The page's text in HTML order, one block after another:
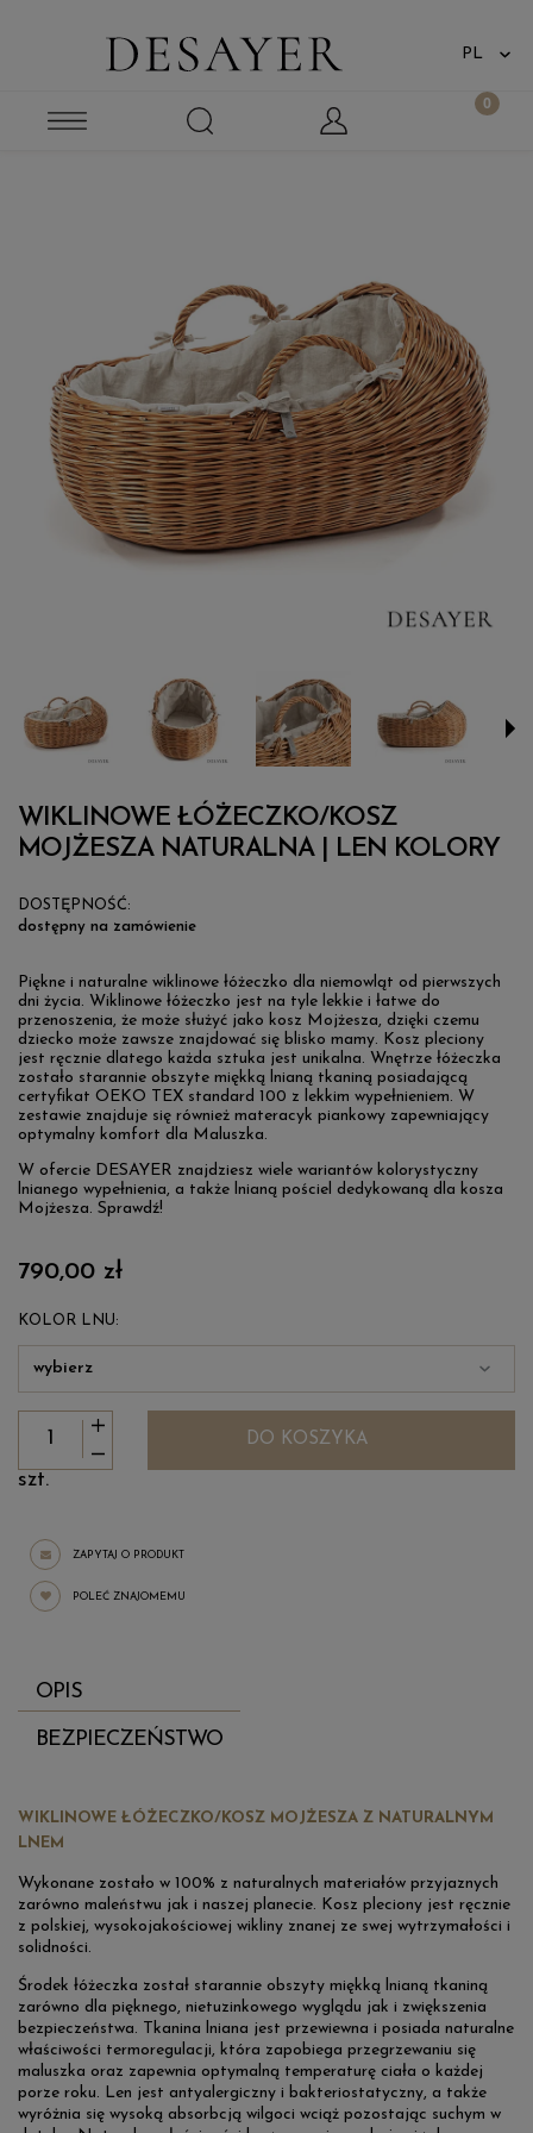
WIKLINOWE ŁÓŻECZKO/KOSZ
MOJŻESZA NATURALNA | LEN KOLORY
DOSTĘPNOŚĆ:
dostępny na zamówienie
Piękne i naturalne wiklinowe łóżeczko dla niemowląt od pierwszych
dni życia. Wiklinowe łóżeczko jest na tyle lekkie i łatwe do
przenoszenia, że może służyć jako kosz Mojżesza, dzięki czemu
dziecko może zawsze znajdować się blisko mamy. Kosz pleciony
jest ręcznie dlatego każda sztuka jest unikalna. Wnętrze łóżeczka
zostało starannie obszyte miękką lnianą tkaniną posiadającą
certyfikat OEKO TEX standard 100 z lekkim wypełnieniem. W
zestawie znajduje się również materacyk piankowy zapewniający
optymalny komfort dla Maluszka.
W ofercie DESAYER znajdziesz wiele wariantów kolorystyczny
lnianego wypełnienia, a także lnianą pościel dedykowaną dla kosza
Mojżesza. Sprawdź!
790,00 zł
KOLOR LNU:
szt.
DO KOSZYKA
ZAPYTAJ O PRODUKT
POLEĆ ZNAJOMEMU
OPIS
BEZPIECZEŃSTWO
WIKLINOWE ŁÓŻECZKO/KOSZ MOJŻESZA Z NATURALNYM
LNEM
Wykonane zostało w 100% z naturalnych materiałów przyjaznych
zarówno maleństwu jak i naszej planecie. Kosz pleciony jest ręcznie
z polskiej, wysokojakościowej wikliny znanej ze swej wytrzymałości i
solidności.
Środek łóżeczka został starannie obszyty miękką lnianą tkaniną
zarówno dla pięknego, nietuzinkowego wyglądu jak i zwiększenia
bezpieczeństwa. Tkanina lniana jest przewiewna i posiada naturalne
właściwości termoregulacji, która zapobiega przegrzewaniu się
maluszka oraz zapewnia optymalną temperaturę ciała o każdej
porze roku. Len jest antyalergiczny i bakteriostatyczny, a także
wyróżnia się wysoką absorbcją wilgoci wciąż pozostając suchym w